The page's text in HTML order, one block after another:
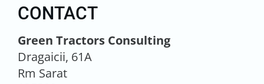
CONTACT
Green Tractors Consulting
Dragaicii, 61A
Rm Sarat